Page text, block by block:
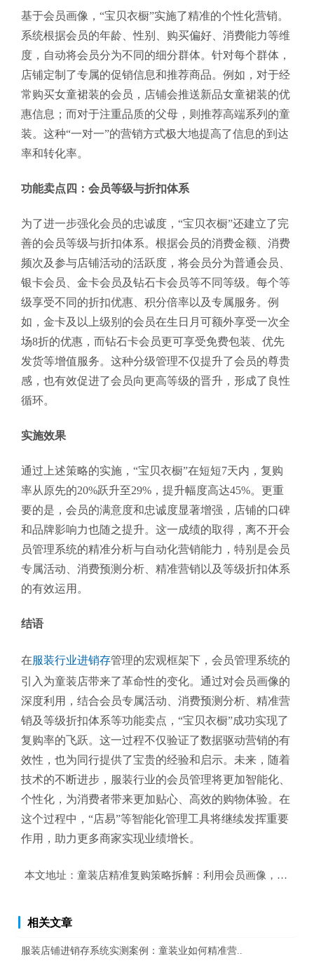
基于会员画像，“宝贝衣橱”实施了精准的个性化营销。
系统根据会员的年龄、性别、购买偏好、消费能力等维
度，自动将会员分为不同的细分群体。针对每个群体，
店铺定制了专属的促销信息和推荐商品。例如，对于经
常购买女童裙装的会员，店铺会推送新品女童裙装的优
惠信息；而对于注重品质的父母，则推荐高端系列的童
装。这种“一对一”的营销方式极大地提高了信息的到达
率和转化率。
功能卖点四：会员等级与折扣体系
为了进一步强化会员的忠诚度，“宝贝衣橱”还建立了完
善的会员等级与折扣体系。根据会员的消费金额、消费
频次及参与店铺活动的活跃度，将会员分为普通会员、
银卡会员、金卡会员及钻石卡会员等不同等级。每个等
级享受不同的折扣优惠、积分倍率以及专属服务。例
如，金卡及以上级别的会员在生日月可额外享受一次全
场8折的优惠，而钻石卡会员更可享受免费包装、优先
发货等增值服务。这种分级管理不仅提升了会员的尊贵
感，也有效促进了会员向更高等级的晋升，形成了良性
循环。
实施效果
通过上述策略的实施，“宝贝衣橱”在短短7天内，复购
率从原先的20%跃升至29%，提升幅度高达45%。更重
要的是，会员的满意度和忠诚度显著增强，店铺的口碑
和品牌影响力也随之提升。这一成绩的取得，离不开会
员管理系统的精准分析与自动化营销能力，特别是会员
专属活动、消费预测分析、精准营销以及等级折扣体系
的有效运用。
结语
在服装行业进销存管理的宏观框架下，会员管理系统的
引入为童装店带来了革命性的变化。通过对会员画像的
深度利用，结合会员专属活动、消费预测分析、精准营
销及等级折扣体系等功能卖点，“宝贝衣橱”成功实现了
复购率的飞跃。这一过程不仅验证了数据驱动营销的有
效性，也为同行提供了宝贵的经验和启示。未来，随着
技术的不断进步，服装行业的会员管理将更加智能化、
个性化，为消费者带来更加贴心、高效的购物体验。在
这个过程中，“店易”等智能化管理工具将继续发挥重要
作用，助力更多商家实现业绩增长。
本文地址： 童装店精准复购策略拆解：利用会员画像，7天提
相关文章
服装店铺进销存系统实测案例：童装业如何精准营..